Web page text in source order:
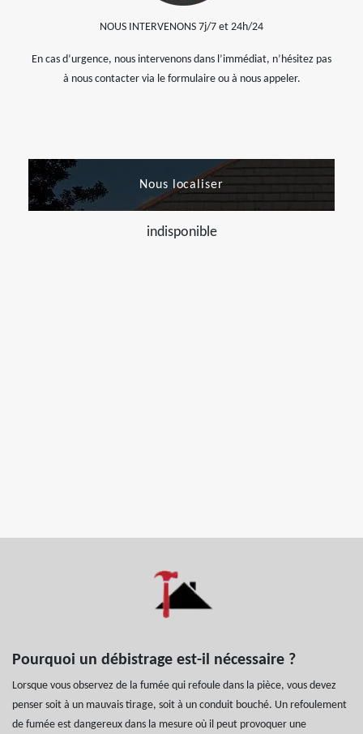
NOUS INTERVENONS 7j/7 et 24h/24
En cas d’urgence, nous intervenons dans l’immédiat, n’hésitez pas
à nous contacter via le formulaire ou à nous appeler.
Nous localiser
indisponible
Pourquoi un débistrage est-il nécessaire ?
Lorsque vous observez de la fumée qui refoule dans la pièce, vous devez
penser soit à un mauvais tirage, soit à un conduit bouché. Un refoulement
de fumée est dangereux dans la mesure où il peut provoquer une